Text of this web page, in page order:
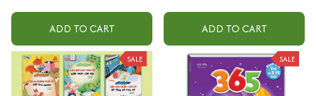
ADD TO CART ADD TO CART
SALE SALE